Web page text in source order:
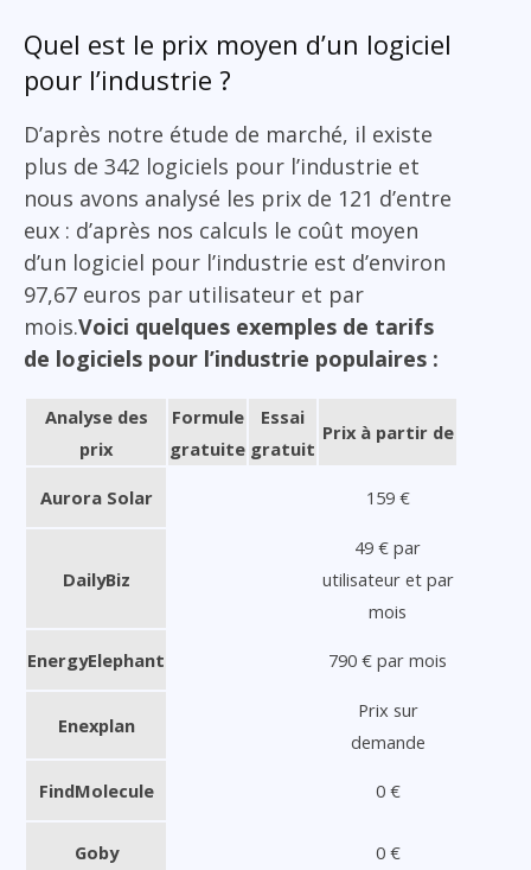
Quel est le prix moyen d’un logiciel
pour l’industrie ?
D’après notre étude de marché, il existe
plus de 342 logiciels pour l’industrie et
nous avons analysé les prix de 121 d’entre
eux : d’après nos calculs le coût moyen
d’un logiciel pour l’industrie est d’environ
97,67 euros par utilisateur et par
mois.Voici quelques exemples de tarifs
de logiciels pour l’industrie populaires :
Analyse des
prix
Formule
gratuite
Essai
gratuit
Prix à partir de
Aurora Solar 159 €
DailyBiz
49 € par
utilisateur et par
mois
EnergyElephant 790 € par mois
Enexplan
Prix sur
demande
FindMolecule 0 €
Goby 0 €